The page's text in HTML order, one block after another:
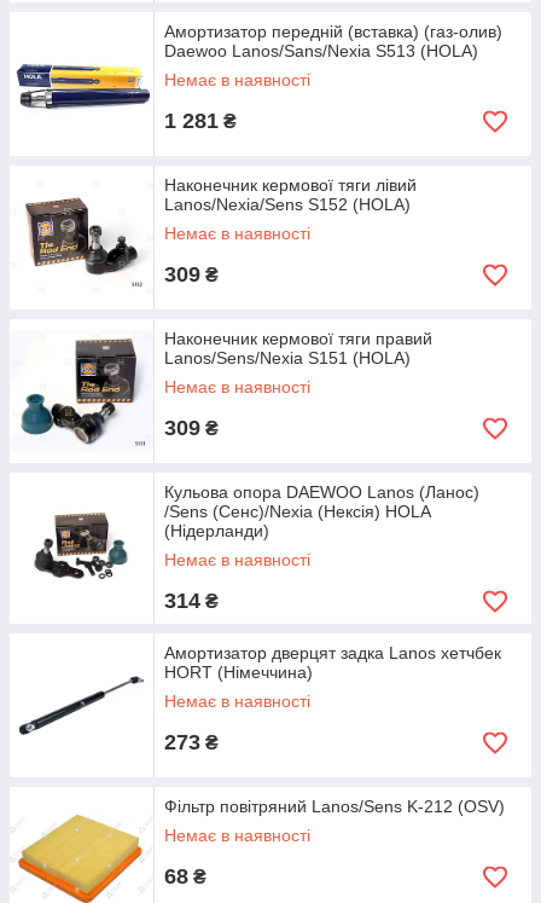
Амортизатор передній (вставка) (газ-олив)
Daewoo Lanos/Sans/Nexia S513 (HOLA)
Немає в наявності
1 281 ₴
Наконечник кермової тяги лівий
Lanos/Nexia/Sens S152 (HOLA)
Немає в наявності
309 ₴
Наконечник кермової тяги правий
Lanos/Sens/Nexia S151 (HOLA)
Немає в наявності
309 ₴
Кульова опора DAEWOO Lanos (Ланос)
/Sens (Сенс)/Nexia (Нексія) HOLA
(Нідерланди)
Немає в наявності
314 ₴
Амортизатор дверцят задка Lanos хетчбек
HORT (Німеччина)
Немає в наявності
273 ₴
Фільтр повітряний Lanos/Sens K-212 (OSV)
Немає в наявності
68 ₴